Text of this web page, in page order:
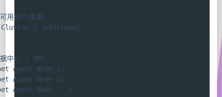
用NATS集群
/ JetStream}
中心 / VPC
Agent Node 1]
Agent Node 2]
Agent Node ...]